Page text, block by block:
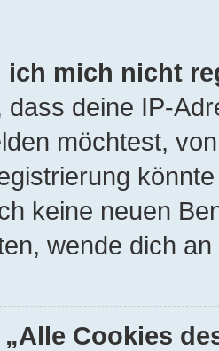
ich mich nicht
dass deine IP-
möchtest,
keine neuen
wende dich
Cookies